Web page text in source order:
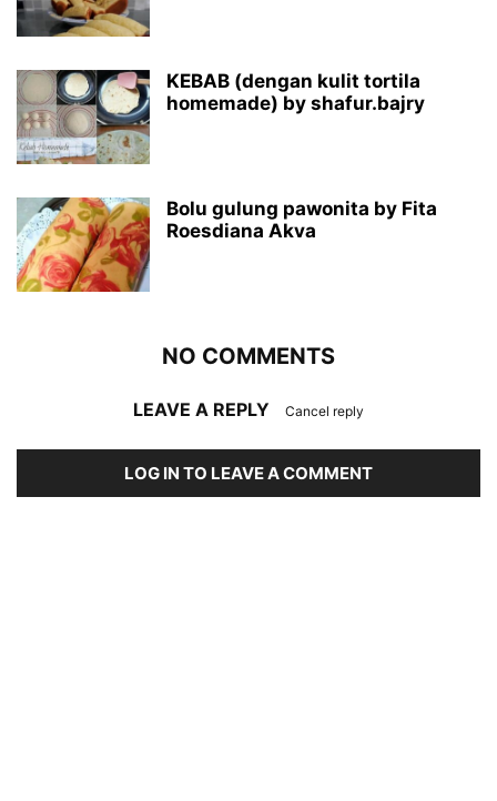
KEBAB (dengan kulit tortila
homemade) by shafur.bajry
Bolu gulung pawonita by Fita
Roesdiana Akva
NO COMMENTS
LEAVE A REPLY Cancel reply
LOG IN TO LEAVE A COMMENT